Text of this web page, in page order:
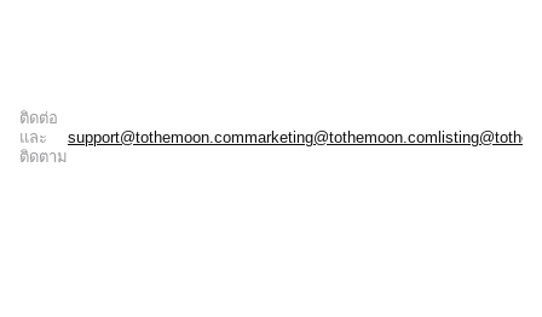
ติดต่อ
และ
ติดตาม
support@tothemoon.commarketing@tothemoon.com